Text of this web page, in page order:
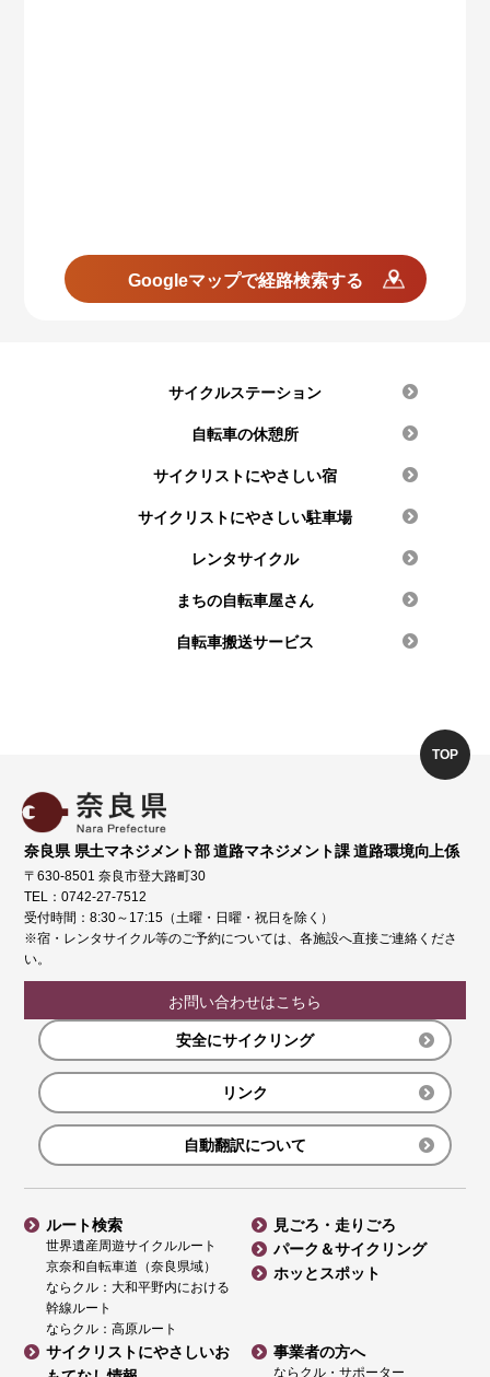
Googleマップで経路検索する
サイクルステーション
自転車の休憩所
サイクリストにやさしい宿
サイクリストにやさしい駐車場
レンタサイクル
まちの自転車屋さん
自転車搬送サービス
奈良県 県土マネジメント部 道路マネジメント課 道路環境向上係
〒630-8501 奈良市登大路町30
TEL：0742-27-7512
受付時間：8:30～17:15（土曜・日曜・祝日を除く）
※宿・レンタサイクル等のご予約については、各施設へ直接ご連絡くださ
い。
お問い合わせはこちら
安全にサイクリング
リンク
自動翻訳について
ルート検索
世界遺産周遊サイクルルート
京奈和自転車道（奈良県域）
ならクル：大和平野内における
幹線ルート
ならクル：高原ルート
見ごろ・走りごろ
パーク＆サイクリング
ホッとスポット
サイクリストにやさしいお
事業者の方へ
ならクル・サポーター
TOP